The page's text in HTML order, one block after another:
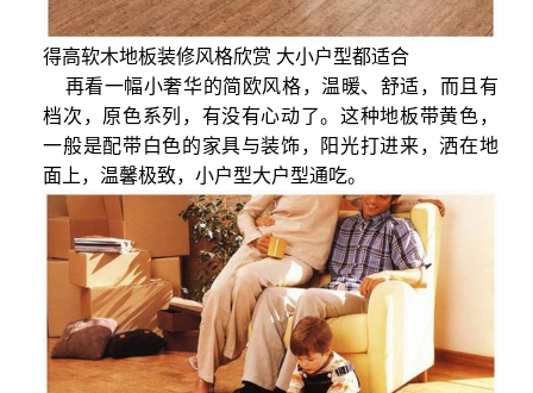
得高软木地板装修风格欣赏 大小户型都适合
再看一幅小奢华的简欧风格，温暖、舒适，而且有
档次，原色系列，有没有心动了。这种地板带黄色，
一般是配带白色的家具与装饰，阳光打进来，洒在地
面上，温馨极致，小户型大户型通吃。